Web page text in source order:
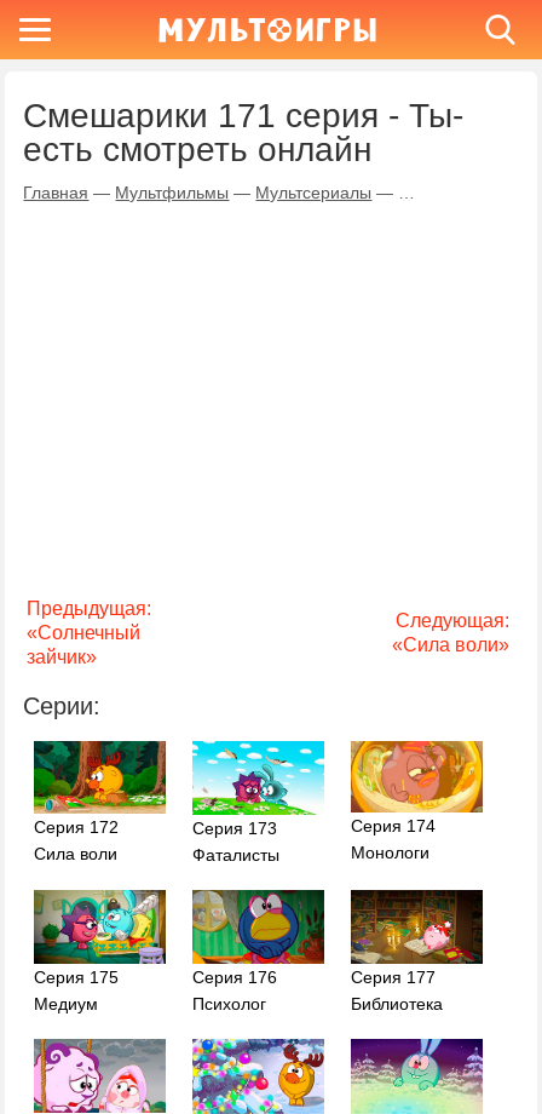
Смешарики 171 серия - Ты-
есть смотреть онлайн
Главная — Мультфильмы — Мультсериалы —
Предыдущая:
«Солнечный
зайчик»
Следующая:
«Сила воли»
Серии:
Серия 172
Сила воли
Серия 173
Фаталисты
Серия 174
Монологи
Серия 175
Медиум
Серия 176
Психолог
Серия 177
Библиотека